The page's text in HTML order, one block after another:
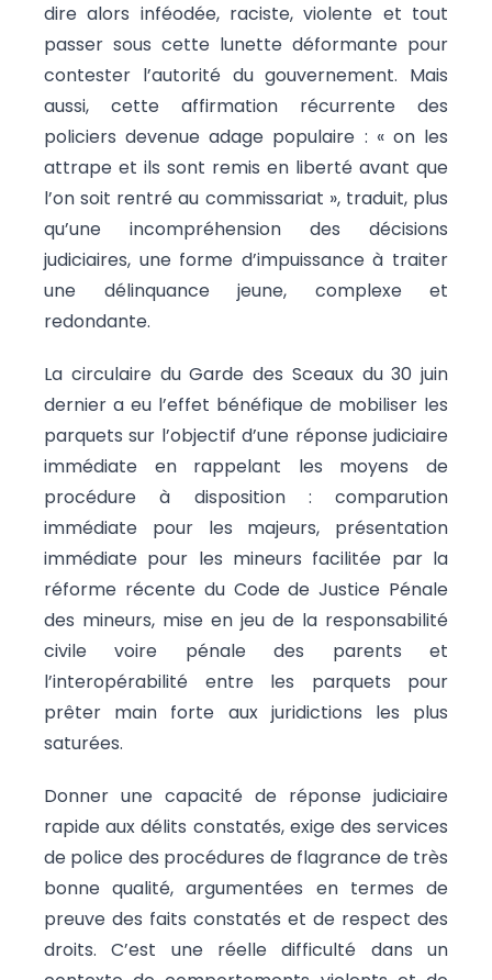
dire alors inféodée, raciste, violente et tout
passer sous cette lunette déformante pour
contester l’autorité du gouvernement. Mais
aussi, cette affirmation récurrente des
policiers devenue adage populaire : « on les
attrape et ils sont remis en liberté avant que
l’on soit rentré au commissariat », traduit, plus
qu’une incompréhension des décisions
judiciaires, une forme d’impuissance à traiter
une délinquance jeune, complexe et
redondante.
La circulaire du Garde des Sceaux du 30 juin
dernier a eu l’effet bénéfique de mobiliser les
parquets sur l’objectif d’une réponse judiciaire
immédiate en rappelant les moyens de
procédure à disposition : comparution
immédiate pour les majeurs, présentation
immédiate pour les mineurs facilitée par la
réforme récente du Code de Justice Pénale
des mineurs, mise en jeu de la responsabilité
civile voire pénale des parents et
l’interopérabilité entre les parquets pour
prêter main forte aux juridictions les plus
saturées.
Donner une capacité de réponse judiciaire
rapide aux délits constatés, exige des services
de police des procédures de flagrance de très
bonne qualité, argumentées en termes de
preuve des faits constatés et de respect des
droits. C’est une réelle difficulté dans un